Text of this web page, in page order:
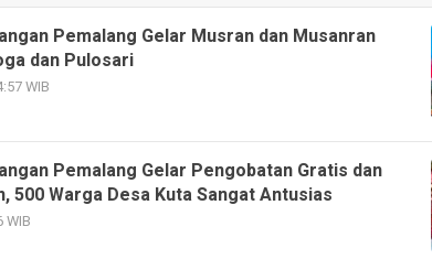
Pemalang Gelar Musran dan Musanran
dan Pulosari
WIB
Pemalang Gelar Pengobatan Gratis dan
500 Warga Desa Kuta Sangat Antusias
WIB